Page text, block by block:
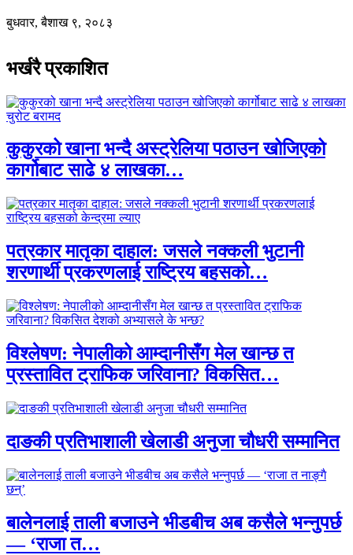
बुधवार, बैशाख ९, २०८३
भर्खरै प्रकाशित
कुकुरको खाना भन्दै अस्ट्रेलिया पठाउन खोजिएको
कार्गोबाट साढे ४ लाखका…
पत्रकार मातृका दाहाल: जसले नक्कली भुटानी
शरणार्थी प्रकरणलाई राष्ट्रिय बहसको…
विश्लेषण: नेपालीको आम्दानीसँग मेल खान्छ त
प्रस्तावित ट्राफिक जरिवाना? विकसित…
दाङकी प्रतिभाशाली खेलाडी अनुजा चौधरी सम्मानित
बालेनलाई ताली बजाउने भीडबीच अब कसैले भन्नुपर्छ
— ‘राजा त…